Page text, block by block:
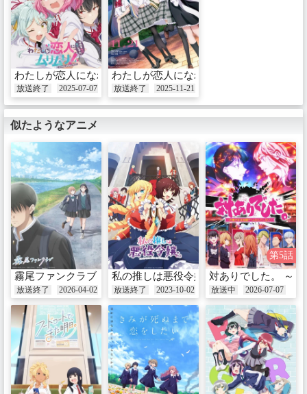
わたしが恋人になれるわけないじゃん、ムリムリ！（※ムリじ
放送終了 2025-07-07
わたしが恋人になれるわけないじゃん、
放送終了 2025-11-21
似たようなアニメ
霧尾ファンクラブ
放送終了 2026-04-02
私の推しは悪役令嬢。
放送終了 2023-10-02
第5話
対ありでした。 ～
放送中 2026-07-07